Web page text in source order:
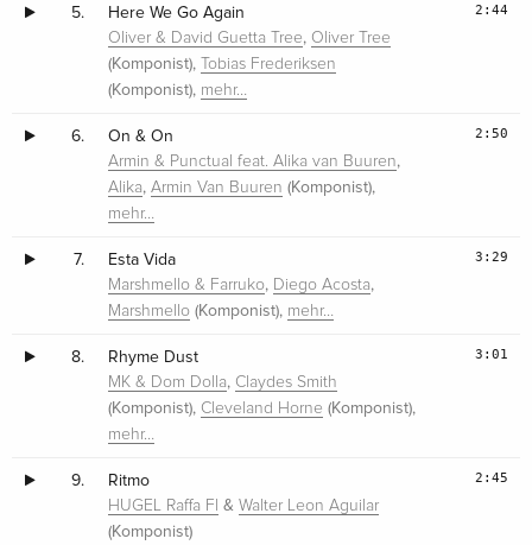
5. Here We Go Again
Oliver & David Guetta Tree, Oliver Tree
(Komponist), Tobias Frederiksen
(Komponist), mehr…
2:44
6. On & On
Armin & Punctual feat. Alika van Buuren,
Alika,Armin Van Buuren (Komponist),
mehr…
2:50
7. Esta Vida
Marshmello & Farruko, Diego Acosta,
Marshmello (Komponist), mehr…
3:29
8. Rhyme Dust
MK & Dom Dolla, Claydes Smith
(Komponist), Cleveland Horne (Komponist),
mehr…
3:01
9. Ritmo
HUGEL Raffa Fl &Walter Leon Aguilar
(Komponist)
2:45